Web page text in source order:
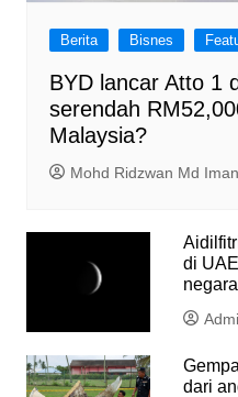
Berita Bisnes
BYD lancar Atto 1
serendah
Malaysia?
Mohd Ridzwan Md Iman
di
dari